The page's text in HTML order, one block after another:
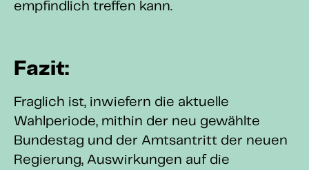
empfindlich treffen kann.
Fazit:
Fraglich ist, inwiefern die aktuelle
Wahlperiode, mithin der neu gewählte
Bundestag und der Amtsantritt der neuen
Regierung, Auswirkungen auf die